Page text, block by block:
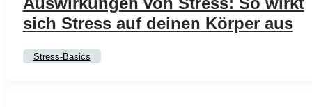
sich Stress auf deinen Körper aus
Stress-Basics